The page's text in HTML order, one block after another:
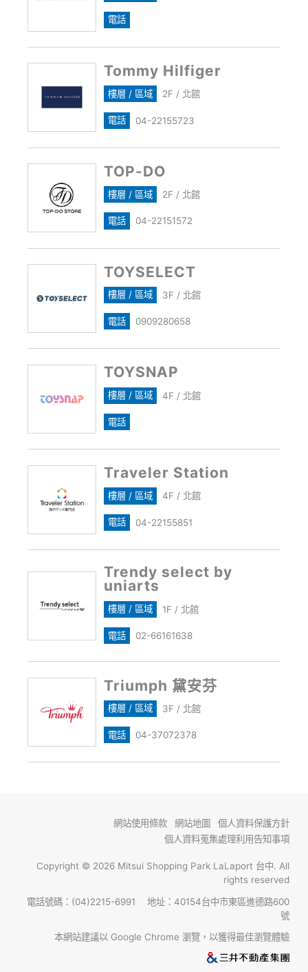
電話
Tommy Hilfiger
樓層 / 區域 2F / 北館
電話 04-22155723
TOP-DO
樓層 / 區域 2F / 北館
電話 04-22151572
TOYSELECT
樓層 / 區域 3F / 北館
電話 0909280658
TOYSNAP
樓層 / 區域 4F / 北館
電話
Traveler Station
樓層 / 區域 4F / 北館
電話 04-22155851
Trendy select by
uniarts
樓層 / 區域 1F / 北館
電話 02-66161638
Triumph 黛安芬
樓層 / 區域 3F / 北館
電話 04-37072378
網站使用條款 網站地圖
個人資料保護方針
個人資料蒐集處理利用告知事項
Copyright © 2026 Mitsui Shopping Park LaLaport 台中. All
rights reserved
電話號碼：(04)2215-6991 地址：40154台中市東區進德路600
號
本網站建議以 Google Chrome 瀏覽，以獲得最佳瀏覽體驗